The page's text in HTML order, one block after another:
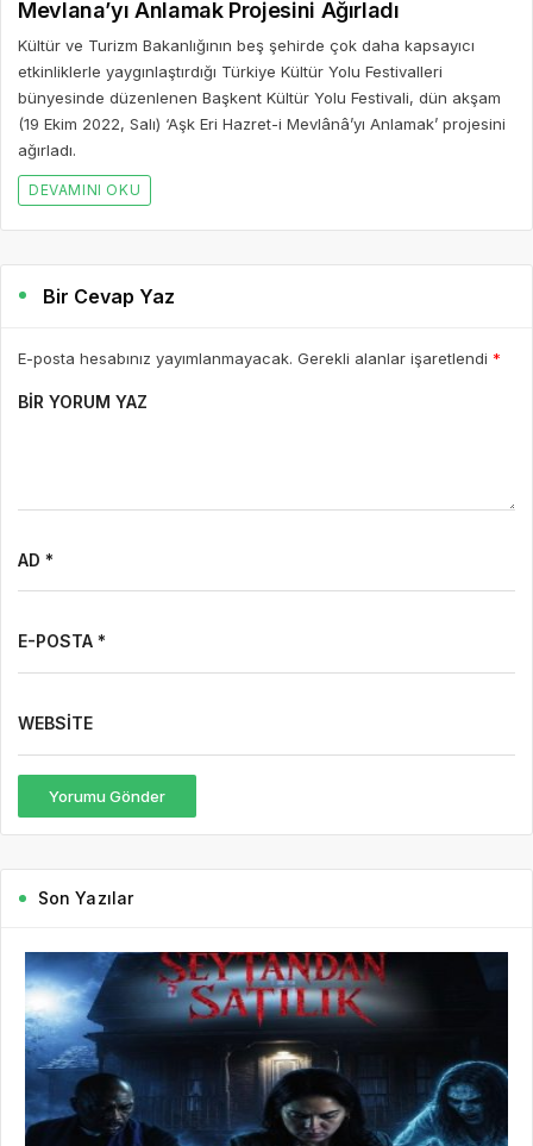
Mevlana’yı Anlamak Projesini Ağırladı
Kültür ve Turizm Bakanlığının beş şehirde çok daha kapsayıcı
etkinliklerle yaygınlaştırdığı Türkiye Kültür Yolu Festivalleri
bünyesinde düzenlenen Başkent Kültür Yolu Festivali, dün akşam
(19 Ekim 2022, Salı) ‘Aşk Eri Hazret-i Mevlânâ’yı Anlamak’ projesini
ağırladı.
DEVAMINI OKU
Bir Cevap Yaz
E-posta hesabınız yayımlanmayacak. Gerekli alanlar işaretlendi *
BIR YORUM YAZ
AD *
E-POSTA *
WEBSITE
Yorumu Gönder
Son Yazılar